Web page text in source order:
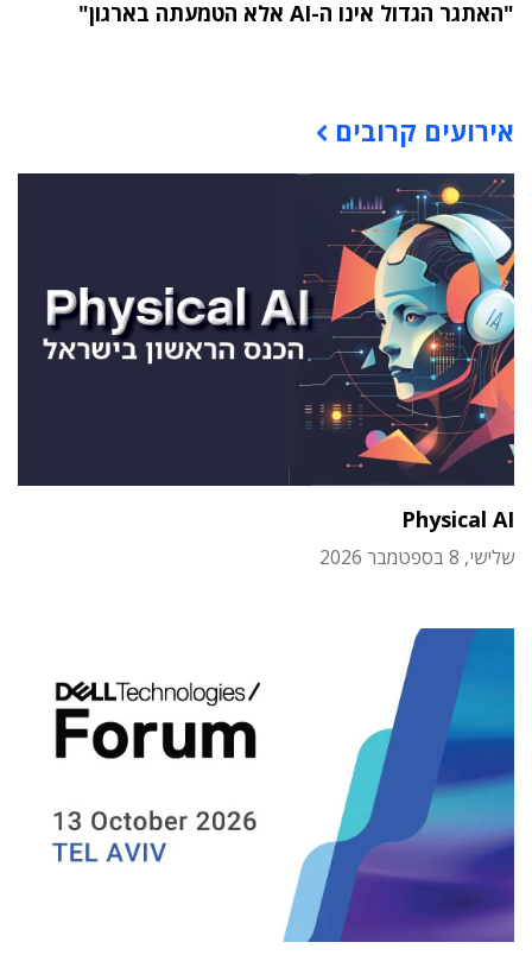
"האתגר הגדול אינו ה-AI אלא הטמעתה בארגון"
אירועים קרובים
Physical AI
שלישי, 8 בספטמבר 2026